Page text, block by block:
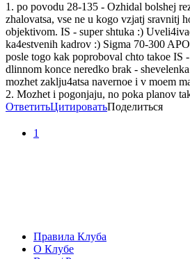
1. po povodu 28-135 - Ozhidal bolshej
zhalovatsa, vse ne u kogo vzjatj sravnitj
objektivom. IS - super shtuka :)
ka4estvenih kadrov :) Sigma 70-300
posle togo kak poproboval chto takoe IS
dlinnom konce neredko brak -
mozhet zaklju4atsa navernoe i v moem
2. Mozhet i pogonjaju, no poka planov
ОтветитьЦитироватьПоделиться
1
Правила Клуба
О Клубе